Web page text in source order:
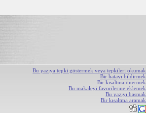
Bu yazıya tepki göstermek veya tepkileri okumak
Bir hatayı bildirmek
Bir kısaltma önermek
Bu makaleyi favorilerine eklemek
Bu yazıyı basmak
Bir kısaltma aramak